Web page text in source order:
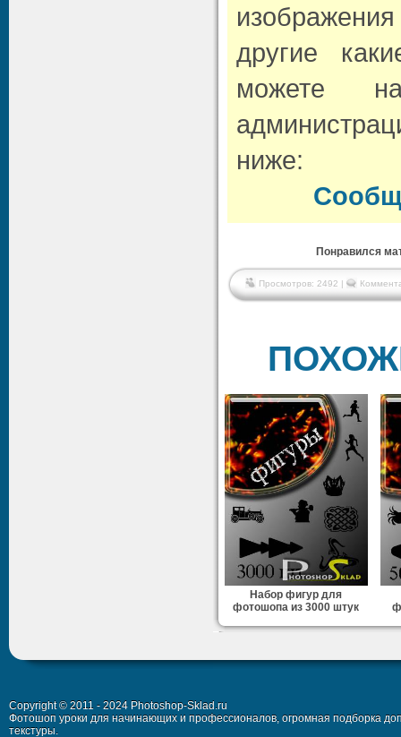
другие
можете
ниже:
Понравился
Просмотров: 2492 |
Набор фигур для
фотошопа из 3000 штук
Copyright © 2011 - 2024 Photoshop-Sklad.ru
Фотошоп уроки для начинающих и профессионалов, огромная подборка
текстуры.